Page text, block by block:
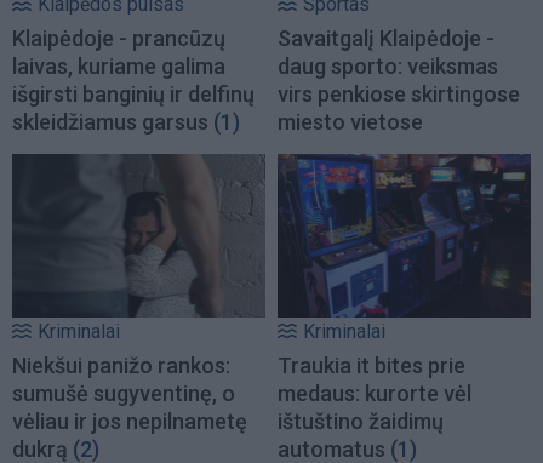
Klaipėdos pulsas
Klaipėdoje - prancūzų
laivas, kuriame galima
išgirsti banginių ir delfinų
skleidžiamus garsus (1)
Sportas
Savaitgalį Klaipėdoje -
daug sporto: veiksmas
virs penkiose skirtingose
miesto vietose
Kriminalai
Niekšui panižo rankos:
sumušė sugyventinę, o
vėliau ir jos nepilnametę
dukrą (2)
Kriminalai
Traukia it bites prie
medaus: kurorte vėl
ištuštino žaidimų
automatus (1)